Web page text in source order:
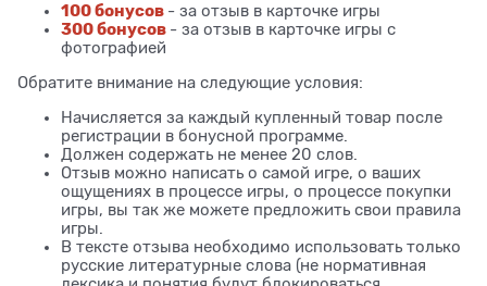
100 бонусов - за отзыв в карточке игры
300 бонусов - за отзыв в карточке игры с
фотографией
Обратите внимание на следующие условия:
Начисляется за каждый купленный товар после
регистрации в бонусной программе.
Должен содержать не менее 20 слов.
Отзыв можно написать о самой игре, о ваших
ощущениях в процессе игры, о процессе покупки
игры, вы так же можете предложить свои правила
игры.
В тексте отзыва необходимо использовать только
русские литературные слова (не нормативная